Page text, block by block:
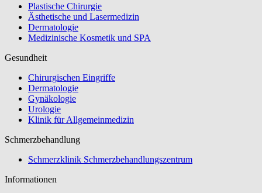
Plastische Chirurgie
Ästhetische und Lasermedizin
Dermatologie
Medizinische Kosmetik und SPA
Gesundheit
Chirurgischen Eingriffe
Dermatologie
Gynäkologie
Urologie
Klinik für Allgemeinmedizin
Schmerzbehandlung
Schmerzklinik Schmerzbehandlungszentrum
Informationen